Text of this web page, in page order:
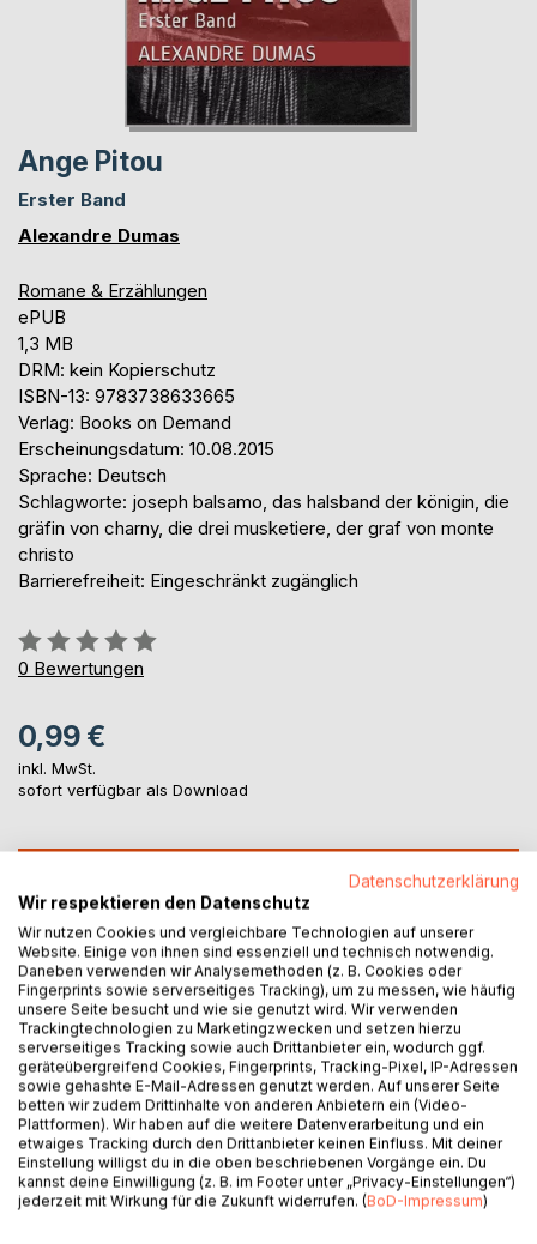
Ange Pitou
Erster Band
Alexandre Dumas
Romane & Erzählungen
ePUB
1,3 MB
DRM: kein Kopierschutz
ISBN-13: 9783738633665
Verlag: Books on Demand
Erscheinungsdatum: 10.08.2015
Sprache: Deutsch
Schlagworte: joseph balsamo, das halsband der königin, die
gräfin von charny, die drei musketiere, der graf von monte
christo
Barrierefreiheit: Eingeschränkt zugänglich
Bewertung::
0%
0 Bewertungen
0,99 €
inkl. MwSt.
sofort verfügbar als Download
Auf die Merkliste
Titel bewerten
BESCHREIBUNG
Datenschutzerklärung
Wir respektieren den Datenschutz
Wir nutzen Cookies und vergleichbare Technologien auf unserer
Website. Einige von ihnen sind essenziell und technisch notwendig.
Daneben verwenden wir Analysemethoden (z. B. Cookies oder
Fingerprints sowie serverseitiges Tracking), um zu messen, wie häufig
unsere Seite besucht und wie sie genutzt wird. Wir verwenden
Trackingtechnologien zu Marketingzwecken und setzen hierzu
serverseitiges Tracking sowie auch Drittanbieter ein, wodurch ggf.
geräteübergreifend Cookies, Fingerprints, Tracking-Pixel, IP-Adressen
sowie gehashte E-Mail-Adressen genutzt werden. Auf unserer Seite
betten wir zudem Drittinhalte von anderen Anbietern ein (Video-
Plattformen). Wir haben auf die weitere Datenverarbeitung und ein
etwaiges Tracking durch den Drittanbieter keinen Einfluss. Mit deiner
Einstellung willigst du in die oben beschriebenen Vorgänge ein. Du
kannst deine Einwilligung (z. B. im Footer unter „Privacy-Einstellungen“)
jederzeit mit Wirkung für die Zukunft widerrufen. (BoD-Impressum)